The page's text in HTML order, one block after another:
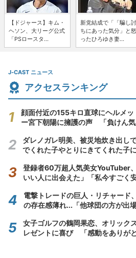
【ドジャース】キム・
ヘソン、大リーグ公式
「PSロースタ...
新党結成で「「騙し討
ちにあった気分」と怒
ったひろゆき妻...
J-CAST ニュース
アクセスランキング
顔面付近の155キロ直球にヘルメ
ー宮下朝陽に擁護の声 「負けん
ダレノガレ明美、被災地炊き出し
でくれた子やとりにきてくれた子
登録者60万超人気美女YouTuber
いい人に出会えた」「私今すごく
電撃トレードの巨人・リチャード
の存在感薄れ...「他球団の方が出
女子ゴルフの鶴岡果恋、オリック
レゼントに喜び 「感動をありがと